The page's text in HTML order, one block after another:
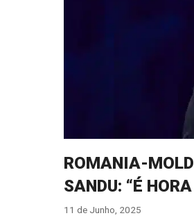
ROMANIA-
SANDU: “É
11 de Junho, 2025